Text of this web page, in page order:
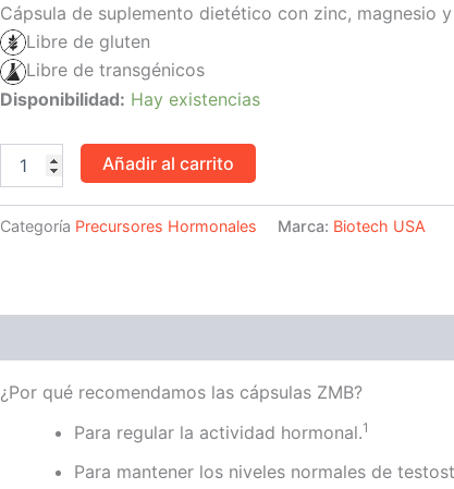
Cápsula de suplemento dietético con zinc, magnesio
Libre de gluten
Libre de transgénicos
Disponibilidad: Hay existencias
ZMB
BiotechUSA
Añadir al carrito
Categoría Precursores Hormonales Marca: Biotech USA
¿Por qué recomendamos las cápsulas ZMB?
Para regular la actividad hormonal.1
Para mantener los niveles normales de